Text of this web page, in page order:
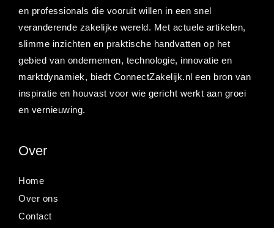
en professionals die vooruit willen in een snel
veranderende zakelijke wereld. Met actuele artikelen,
slimme inzichten en praktische handvatten op het
gebied van ondernemen, technologie, innovatie en
marktdynamiek, biedt ConnectZakelijk.nl een bron van
inspiratie en houvast voor wie gericht werkt aan groei
en vernieuwing.
Over
Home
Over ons
Contact